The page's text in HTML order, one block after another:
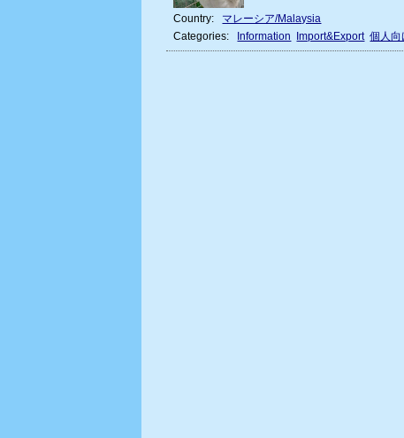
Country:
マレーシア/Malaysia
Categories:
Information Import&Export 個人向